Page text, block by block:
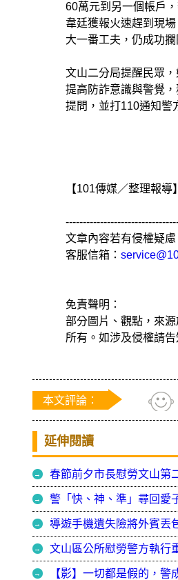
60萬元到另一個帳戶
韋廷獲報火速趕到現
大一番工夫，仍成功
文山二分局提醒民眾
提高防詐意識與警覺
提問，並打110通知警
【101傳媒／整理報導】
文章內容若有侵權疑慮
客服信箱：
免責聲明：
部分圖片、觀點，來
所有。如涉及侵權請
本文評論：
延伸閱讀
春節前夕市長慰勞文山第
警「快、神、準」尋回愛
導遊手機遺失險將外賓丟
【影】一切都是假的，警